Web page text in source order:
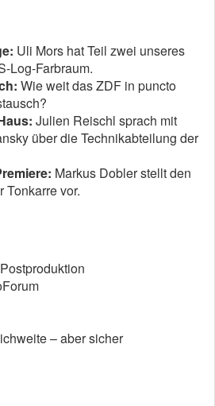
Uli Mors hat Teil zwei unseres
Log-Farbraum.
Wie weit das ZDF in puncto
Julien Reischl sprach mit
über die Technikabteilung der
Markus Dobler stellt den
Tonkarre vor.
– aber sicher